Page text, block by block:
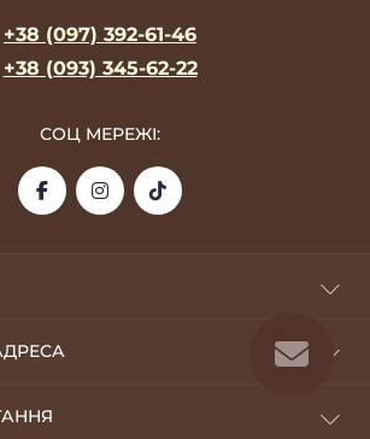
+38 (097) 392-61-46
+38 (093) 345-62-22
СОЦ МЕРЕЖІ: